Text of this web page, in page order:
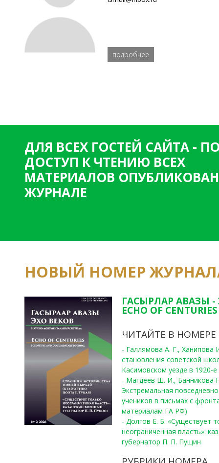
подробнее
ДЛЯ ВСЕХ ГОСТЕЙ САЙТА -
ДОСТУП К ЧТЕНИЮ ВСЕХ
МАТЕРИАЛОВ
ЖУРНАЛЕ
НОВЫЙ НОМЕР
ГАСЫРЛАР АВАЗЫ -
ECHO OF
ЧИТАЙТЕ В НОМЕРЕ
- Галлямова А. Г.,
становления советской
Касимовском уезде в 1920-е
- Магдеев Ш. И., Банникова
Экстремальная
учеников в письмах с
материалам ГА РФ)
- Долгов Е. Б. «Существует
неограниченная власть»:
губернатор П. П. Пущин